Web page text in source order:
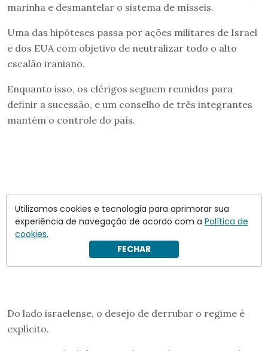
marinha e desmantelar o sistema de mísseis.
Uma das hipóteses passa por ações militares de Israel
e dos EUA com objetivo de neutralizar todo o alto
escalão iraniano.
Enquanto isso, os clérigos seguem reunidos para
definir a sucessão, e um conselho de três integrantes
mantém o controle do país.
Do lado israelense, o desejo de derrubar o regime é
explícito.
Utilizamos cookies e tecnologia para aprimorar sua
experiência de navegação de acordo com a Política de
cookies.
FECHAR